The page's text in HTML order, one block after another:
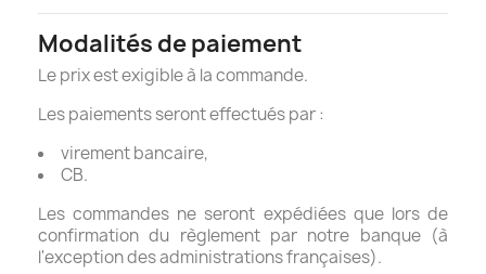
Modalités de paiement
Le prix est exigible à la commande.
Les paiements seront effectués par :
virement bancaire,
CB.
Les commandes ne seront expédiées que lors de
confirmation du règlement par notre banque (à
l'exception des administrations françaises).